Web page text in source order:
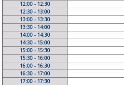
12:00 - 12:30
12:30 - 13:00
13:00 - 13:30
13:30 - 14:00
14:00 - 14:30
14:30 - 15:00
15:00 - 15:30
15:30 - 16:00
16:00 - 16:30
16:30 - 17:00
17:00 - 17:30